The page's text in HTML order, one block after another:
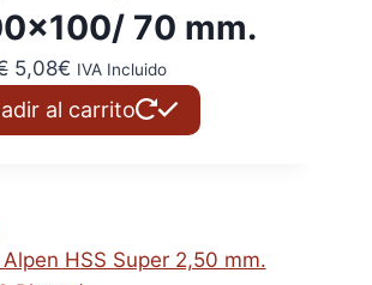
70 mm.
El
precio
original
5,08€El
precio
actual
IVA Incluido
al carrito